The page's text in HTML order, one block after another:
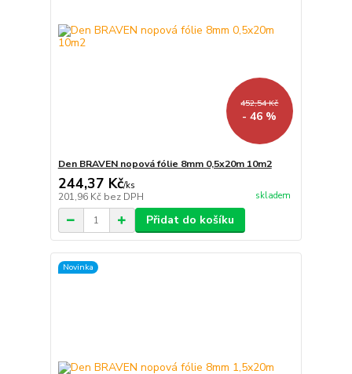
452,54 Kč
- 46 %
Den BRAVEN nopová fólie 8mm 0,5x20m 10m2
244,37 Kč/ks
201,96 Kč bez DPH skladem
Přidat do košíku
Novinka